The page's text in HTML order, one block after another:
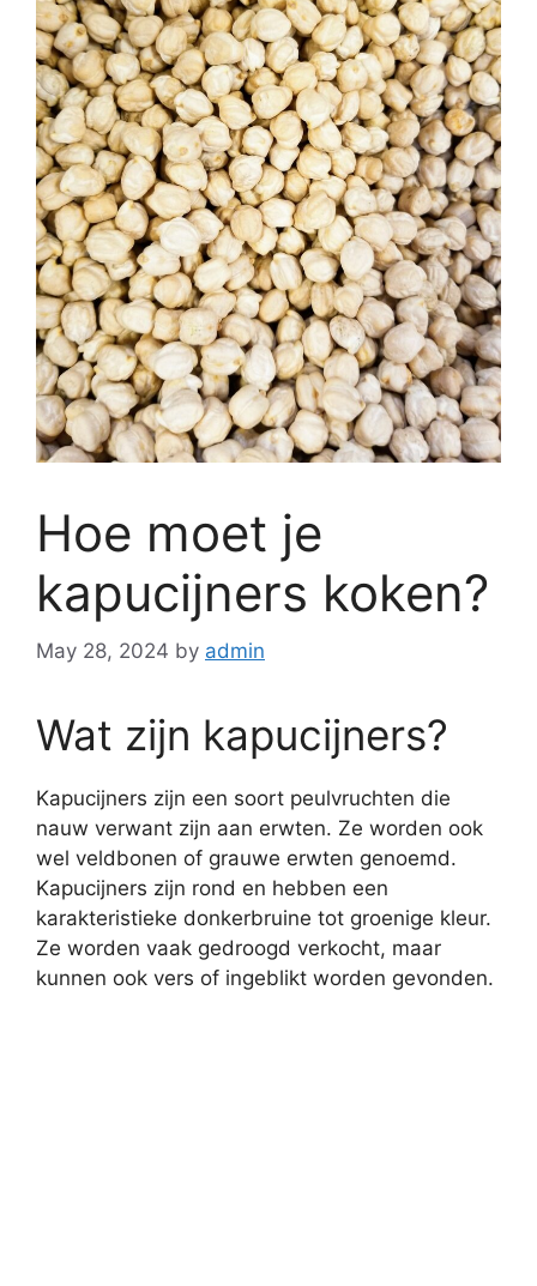
Hoe moet je
kapucijners koken?
May 28, 2024 by admin
Wat zijn kapucijners?
Kapucijners zijn een soort peulvruchten die
nauw verwant zijn aan erwten. Ze worden ook
wel veldbonen of grauwe erwten genoemd.
Kapucijners zijn rond en hebben een
karakteristieke donkerbruine tot groenige kleur.
Ze worden vaak gedroogd verkocht, maar
kunnen ook vers of ingeblikt worden gevonden.